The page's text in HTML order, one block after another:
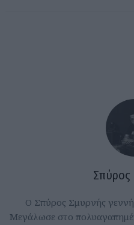
Σπύρος
Ο Σπύρος Σμυρνής
Μεγάλωσε στο